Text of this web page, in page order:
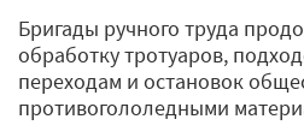
Бригады ручного труда
обработку тротуаров,
переходам и остановок
противогололедными